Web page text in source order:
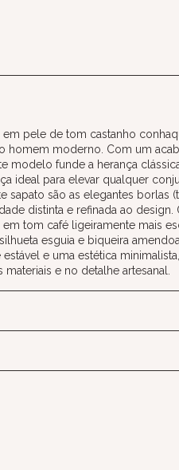
pele de tom castanho
homem moderno. Com um
modelo funde a herança
ideal para elevar qualquer
sapato são as elegantes borlas
distinta e refinada ao
tom café ligeiramente mais
esguia e biqueira
e uma estética
e no detalhe artesanal.